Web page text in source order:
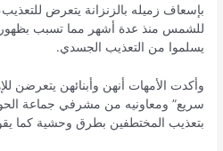
بإسعاف زميله بالزنزانة يتعرض
للشمس منذ عدة أشهر مما تسبب بظهور
يسلموا من التعذيب الجسدي.
وأكدت الأمهات أنهن وأبنائهن يتعرضن
سريع” ومعاونيه من مشرفي جماعة
بتعذيب المختطفين بطرق وحشية كما